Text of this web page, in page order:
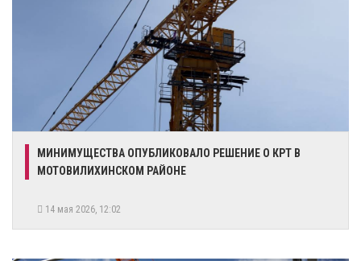
МИНИМУЩЕСТВА ОПУБЛИКОВАЛО РЕШЕНИЕ О КРТ В
МОТОВИЛИХИНСКОМ РАЙОНЕ
14 мая 2026, 12:02